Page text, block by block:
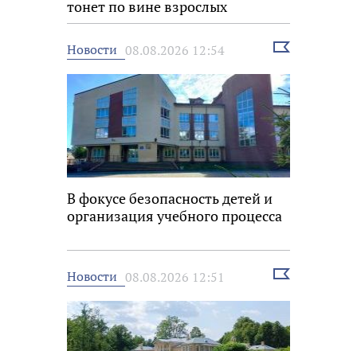
тонет по вине взрослых
Новости 08.08.2026 12:54
Выбрать
В фокусе безопасность детей и
организация учебного процесса
Новости 08.08.2026 12:51
Выбрать